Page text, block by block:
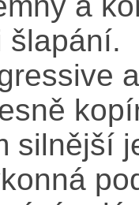
šlapání.
silnější